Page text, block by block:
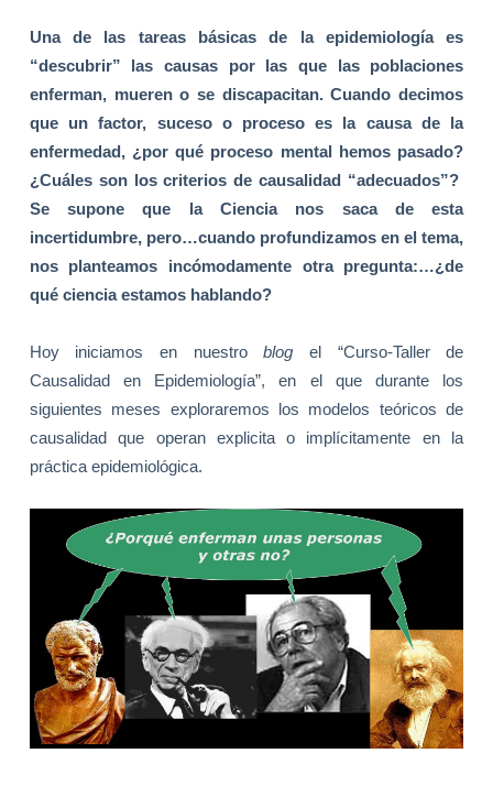
d
o
Una de las tareas básicas de la epidemiología es
“descubrir” las causas por las que las poblaciones
enferman, mueren o se discapacitan. Cuando decimos
que un factor, suceso o proceso es la causa de la
enfermedad, ¿por qué proceso mental hemos pasado?
¿Cuáles son los criterios de causalidad “adecuados”?
Se supone que
la Ciencianos saca de esta
incertidumbre, pero…cuando profundizamos en el tema,
nos planteamos incómodamente otra pregunta:…¿de
qué ciencia estamos hablando?
Hoy iniciamos en nuestroblog el “Curso-Taller de
Causalidad en Epidemiología”, en el que durante los
siguientes meses exploraremos los modelos teóricos de
causalidad que operan explicita o implícitamente en la
práctica epidemiológica.